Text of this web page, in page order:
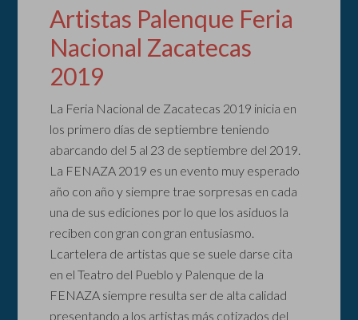
Artistas Palenque Feria
Nacional Zacatecas
2019
La Feria Nacional de Zacatecas 2019 inicia en
los primero días de septiembre teniendo
abarcando del 5 al 23 de septiembre del 2019.
La FENAZA 2019 es un evento muy esperado
año con año y siempre trae sorpresas en cada
una de sus ediciones por lo que los asiduos la
reciben con gran con gran entusiasmo.
Lcartelera de artistas que se suele darse cita
en el Teatro del Pueblo y Palenque de la
FENAZA siempre resulta ser de alta calidad
presentando a los artistas más cotizados del